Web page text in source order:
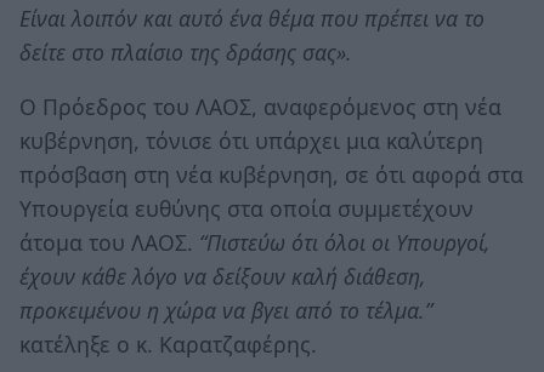
Είναι λοιπόν και αυτό ένα θέμα που πρέπει να το
δείτε στο πλαίσιο της δράσης σας».
Ο Πρόεδρος του ΛΑΟΣ, αναφερόμενος στη νέα
κυβέρνηση, τόνισε ότι υπάρχει μια καλύτερη
πρόσβαση στη νέα κυβέρνηση, σε ότι αφορά στα
Υπουργεία ευθύνης στα οποία συμμετέχουν
άτομα του ΛΑΟΣ. “Πιστεύω ότι όλοι οι Υπουργοί,
έχουν κάθε λόγο να δείξουν καλή διάθεση,
προκειμένου η χώρα να βγει από το τέλμα.”
κατέληξε ο κ. Καρατζαφέρης.